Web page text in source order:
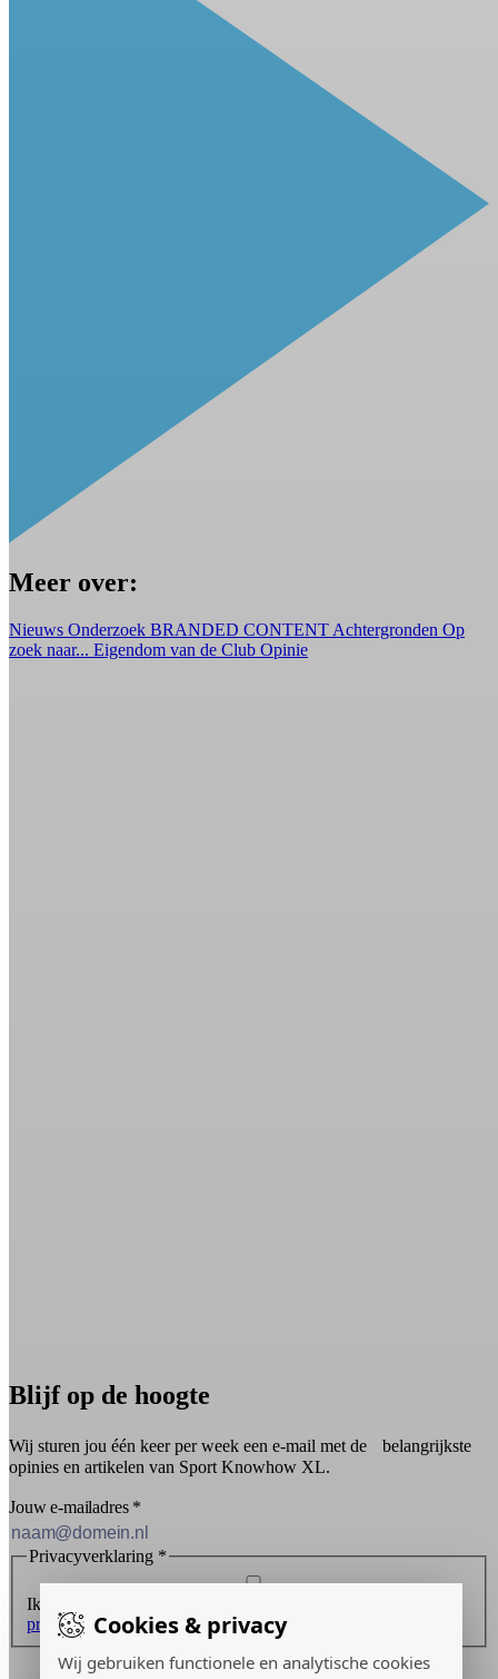
Cookies & privacy
Wij gebruiken functionele en analytische cookies
Meer over:
Nieuws Onderzoek BRANDED CONTENT Achtergronden Op
zoek naar... Eigendom van de Club Opinie
Blijf op de hoogte
Wij sturen jou één keer per week een e-mail met de belangrijkste
opinies en artikelen van Sport Knowhow XL.
Jouw e-mailadres *
Privacyverklaring *
Ik ontvang graag de nieuwsbrief en ga akkoord met de
privacyverklaring.
Inschrijven